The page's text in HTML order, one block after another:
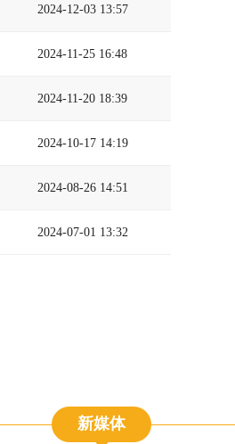
2024-12-03 13:57
2024-11-25 16:48
2024-11-20 18:39
2024-10-17 14:19
2024-08-26 14:51
2024-07-01 13:32
新媒体